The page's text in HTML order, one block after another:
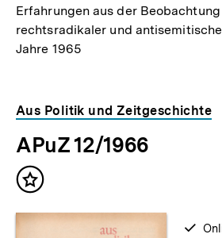
Erfahrungen aus der
rechtsradikaler und
Jahre 1965
Aus Politik und Zeitgeschichte
APuZ 12/1966
Inhalt